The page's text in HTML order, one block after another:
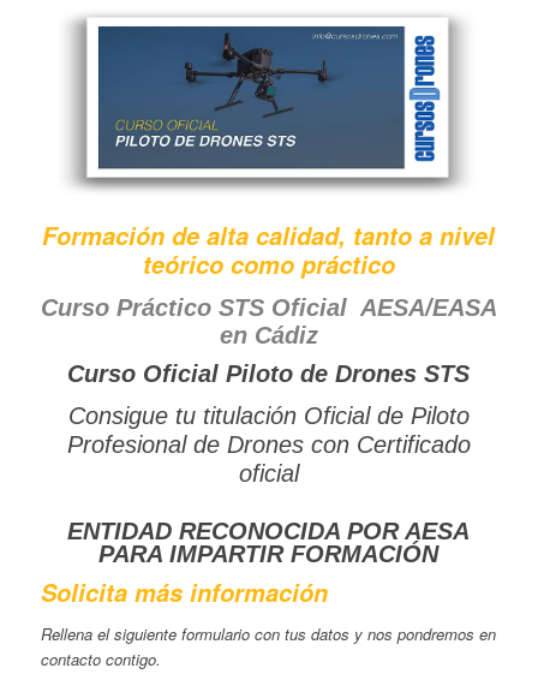
Formación de alta calidad, tanto a nivel
teórico como práctico
Curso Práctico STS Oficial AESA/EASA
en Cádiz
Curso Oficial Piloto de Drones STS
Consigue tu titulación Oficial de Piloto
Profesional de Drones con Certificado
oficial
ENTIDAD RECONOCIDA POR AESA
PARA IMPARTIR FORMACIÓN
Solicita más información
Rellena el siguiente formulario con tus datos y nos pondremos en
contacto contigo.